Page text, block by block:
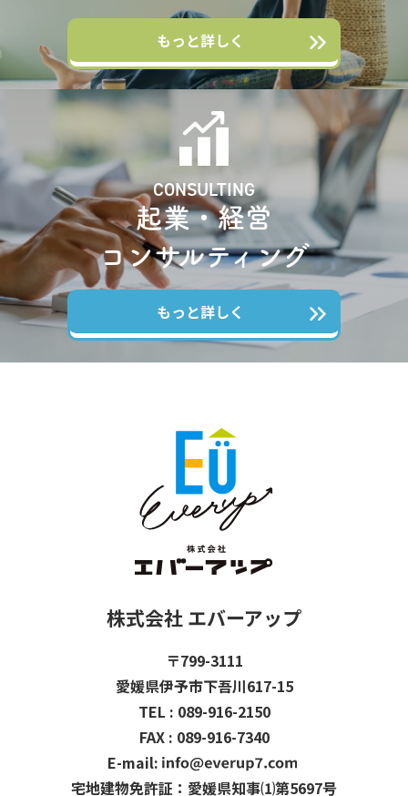
もっと詳しく
CONSULTING
起業・経営
コンサルティング
もっと詳しく
株式会社 エバーアップ
〒799-3111
愛媛県伊予市下吾川617-15
TEL : 089-916-2150
FAX : 089-916-7340
E-mail:
宅地建物免許証：愛媛県知事⑴第5697号